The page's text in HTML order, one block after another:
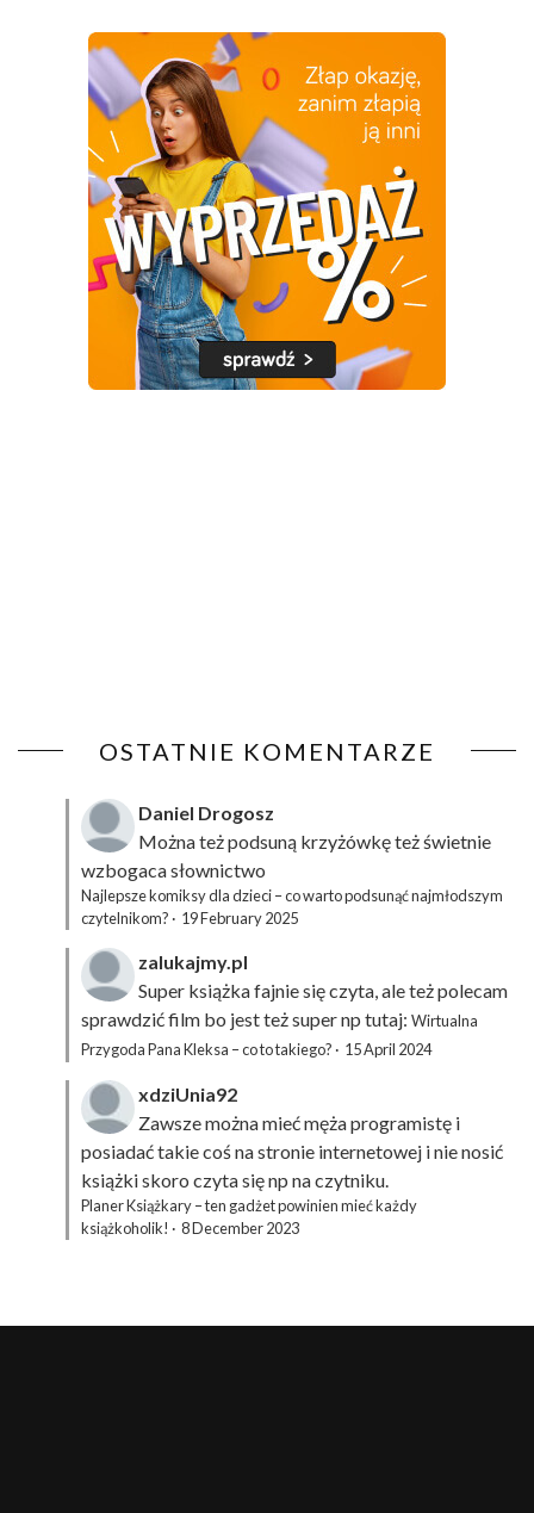
OSTATNIE KOMENTARZE
Daniel Drogosz
Można też podsuną krzyżówkęteż świetnie
wzbogaca słownictwo
Najlepsze komiksy dla dzieci – co warto podsunąć najmłodszym
czytelnikom? · 19 February 2025
zalukajmy.pl
Super książka fajnie się czyta, ale też polecam
sprawdzić film bo jest też super np tutaj: Wirtualna
Przygoda Pana Kleksa – co to takiego? · 15 April 2024
xdziUnia92
Zawsze można mieć męża programistę i
posiadać takie coś na stronie internetowej i nie nosić
książki skoro czyta się np na czytniku.
Planer Książkary – ten gadżet powinien mieć każdy
książkoholik! · 8 December 2023